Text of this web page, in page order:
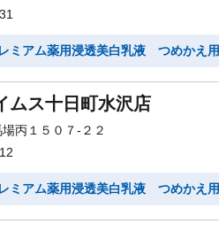
ミアム薬用浸透美白乳液 つめかえ用
ムス十日町水沢店
丙１５０７-２２
ミアム薬用浸透美白乳液 つめかえ用